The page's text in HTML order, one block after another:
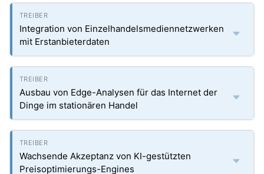
Integration von Einzelhandelsmediennetzwerken
mit Erstanbieterdaten
Ausbau von Edge-Analysen für das Internet der
Dinge im stationären Handel
Wachsende Akzeptanz von KI-gestützten
Preisoptimierungs-Engines